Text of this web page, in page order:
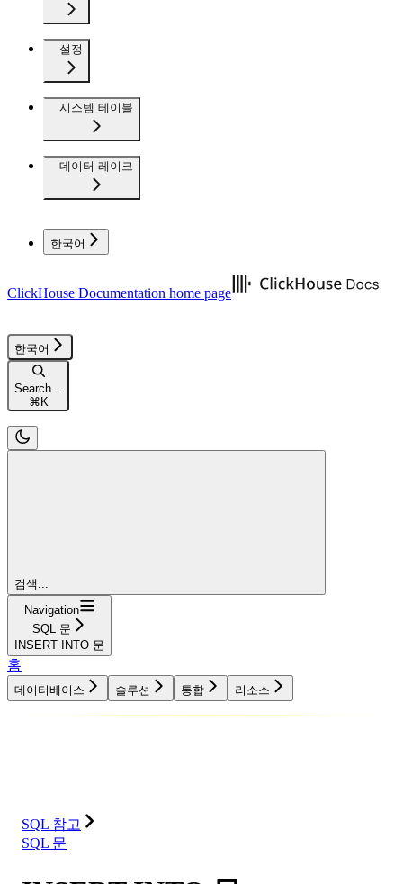
설정
시스템 테이블
데이터 레이크
한국어
ClickHouse Documentation home page
한국어
Search...
⌘K
검색...
Navigation
SQL 문
INSERT INTO 문
홈
데이터베이스 솔루션 통합 리소스
SQL 참고
SQL 문